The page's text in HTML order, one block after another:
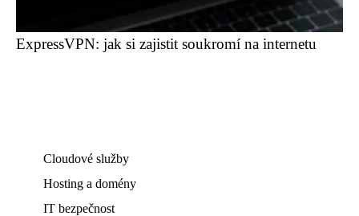
ExpressVPN: jak si zajistit soukromí na internetu
Cloudové služby
Hosting a domény
IT bezpečnost